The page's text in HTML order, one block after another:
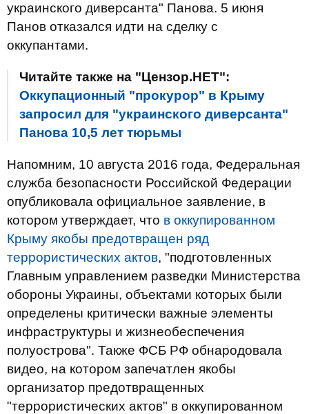
украинского диверсанта" Панова. ​5 июня
Панов отказался идти на сделку с
оккупантами.
Читайте также на "Цензор.НЕТ":
Оккупационный "прокурор" в Крыму
запросил для "украинского диверсанта"
Панова 10,5 лет тюрьмы
Напомним, 10 августа 2016 года, Федеральная
служба безопасности Российской Федерации
опубликовала официальное заявление, в
котором утверждает, что в оккупированном
Крыму якобы предотвращен ряд
террористических актов, "подготовленных
Главным управлением разведки Министерства
обороны Украины, объектами которых были
определены критически важные элементы
инфраструктуры и жизнеобеспечения
полуострова". Также ФСБ РФ обнародовала
видео, на котором запечатлен якобы
организатор предотвращенных
"террористических актов" в оккупированном